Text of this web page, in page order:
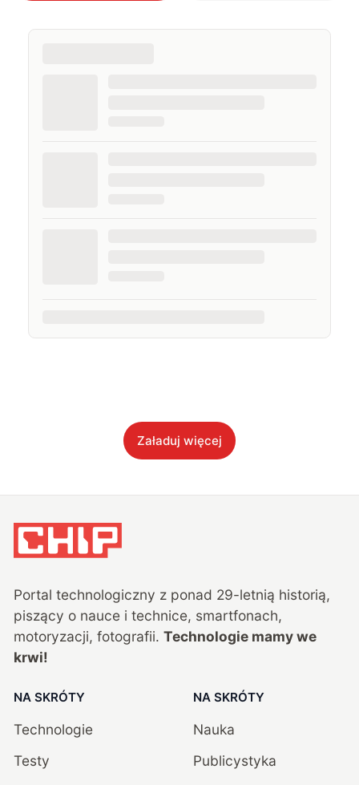
Załaduj więcej
Portal technologiczny z ponad 29-letnią historią,
piszący o nauce i technice, smartfonach,
motoryzacji, fotografii. Technologie mamy we
krwi!
NA SKRÓTY
Technologie
Testy
NA SKRÓTY
Nauka
Publicystyka